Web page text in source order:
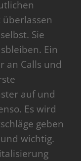
Sie
Ein
an Calls und
auf und
Es wird
geben
wichtig.